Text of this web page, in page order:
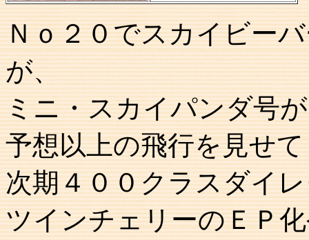
Ｎｏ２０でスカイビー
が、
ミニ・スカイパンダ号
予想以上の飛行を見せ
次期４００クラスダイ
ツインチェリーのＥＰ